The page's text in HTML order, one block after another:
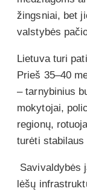
žingsniai, bet
valstybės
Lietuva turi
Prieš 35–40
– tarnybinius
mokytojai,
regionų,
turėti stabilaus
Savivaldybės
lėšų